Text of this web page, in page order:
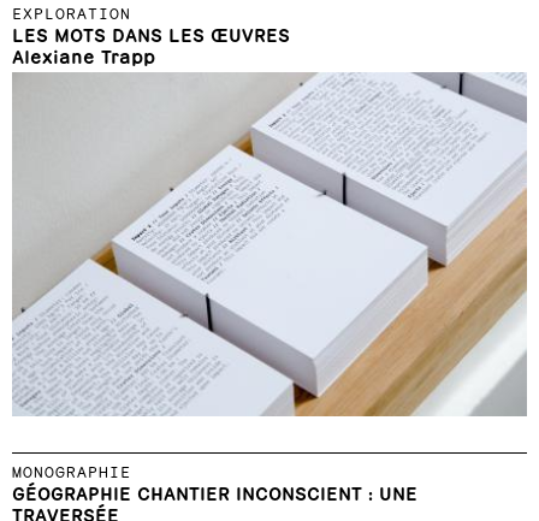
EXPLORATION
LES MOTS DANS LES ŒUVRES
Alexiane Trapp
MONOGRAPHIE
GÉOGRAPHIE CHANTIER INCONSCIENT : UNE
TRAVERSÉE